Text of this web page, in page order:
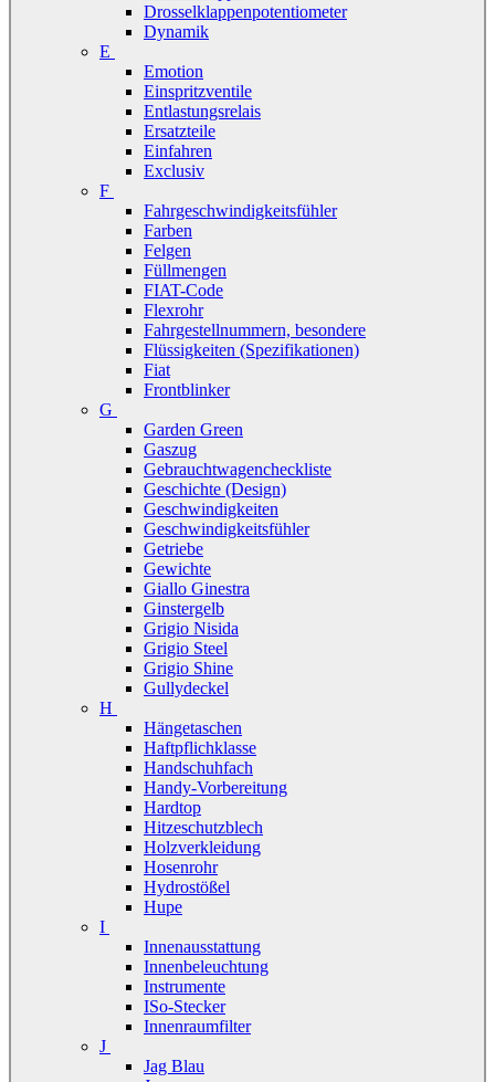
Drosselklappenpotentiometer
Dynamik
E
Emotion
Einspritzventile
Entlastungsrelais
Ersatzteile
Einfahren
Exclusiv
F
Fahrgeschwindigkeitsfühler
Farben
Felgen
Füllmengen
FIAT-Code
Flexrohr
Fahrgestellnummern, besondere
Flüssigkeiten (Spezifikationen)
Fiat
Frontblinker
G
Garden Green
Gaszug
Gebrauchtwagencheckliste
Geschichte (Design)
Geschwindigkeiten
Geschwindigkeitsfühler
Getriebe
Gewichte
Giallo Ginestra
Ginstergelb
Grigio Nisida
Grigio Steel
Grigio Shine
Gullydeckel
H
Hängetaschen
Haftpflichklasse
Handschuhfach
Handy-Vorbereitung
Hardtop
Hitzeschutzblech
Holzverkleidung
Hosenrohr
Hydrostößel
Hupe
I
Innenausstattung
Innenbeleuchtung
Instrumente
ISo-Stecker
Innenraumfilter
J
Jag Blau